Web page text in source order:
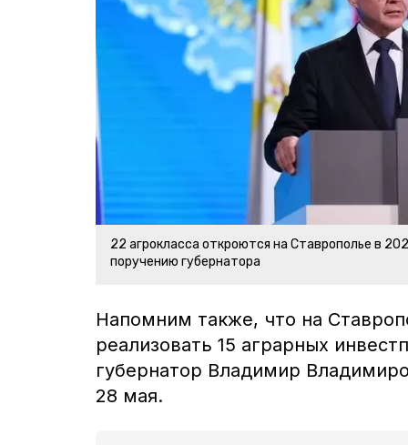
22 агрокласса откроются на Ставрополье в
поручению губернатора
Напомним также, что на
реализовать 15 аграрных
губернатор Владимир
28 мая.